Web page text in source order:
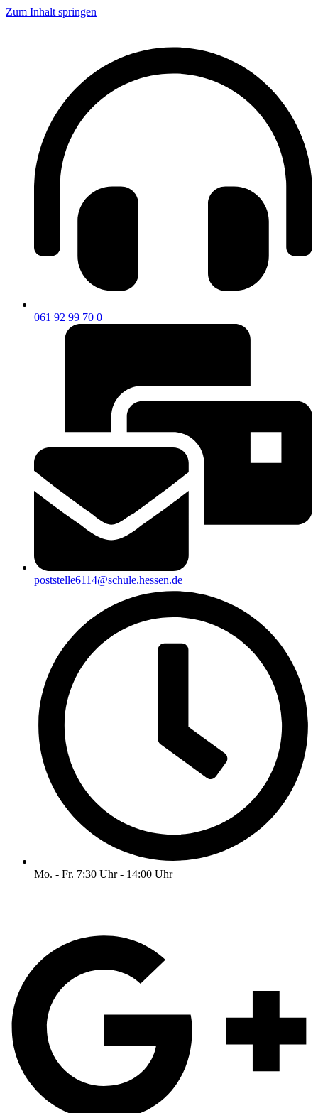
Zum Inhalt springen
061 92 99 70 0
poststelle6114@schule.hessen.de
Mo. - Fr. 7:30 Uhr - 14:00 Uhr